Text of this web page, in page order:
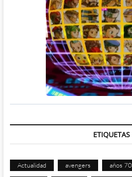
ETIQUETAS
Actualidad avengers años 70